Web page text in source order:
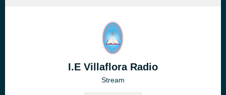
I.E Villaflora Radio
Stream